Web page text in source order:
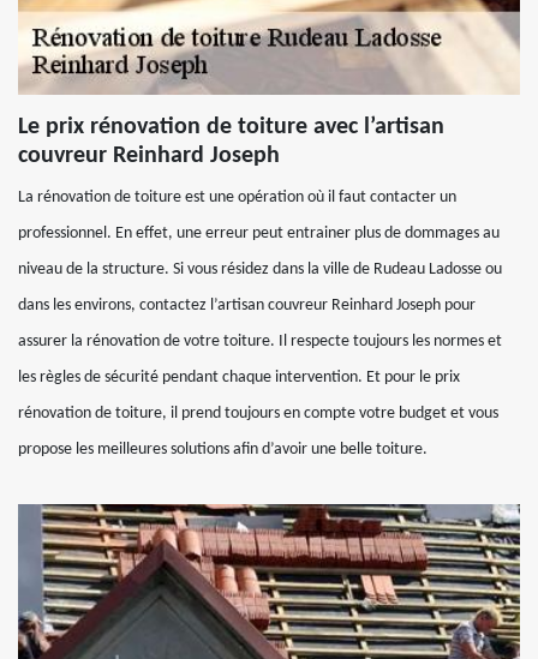
Le prix rénovation de toiture avec l’artisan
couvreur Reinhard Joseph
La rénovation de toiture est une opération où il faut contacter un
professionnel. En effet, une erreur peut entrainer plus de dommages au
niveau de la structure. Si vous résidez dans la ville de Rudeau Ladosse ou
dans les environs, contactez l’artisan couvreur Reinhard Joseph pour
assurer la rénovation de votre toiture. Il respecte toujours les normes et
les règles de sécurité pendant chaque intervention. Et pour le prix
rénovation de toiture, il prend toujours en compte votre budget et vous
propose les meilleures solutions afin d’avoir une belle toiture.